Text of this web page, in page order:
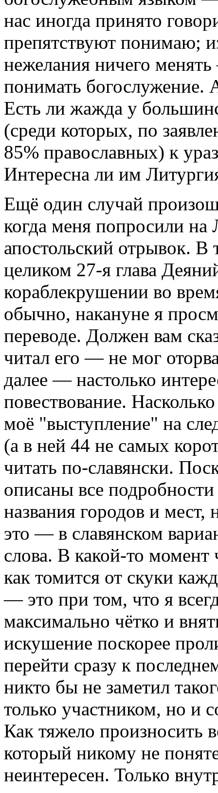
нас иногда принято
препятствуют понимаю;
нежелания ничего
понимать богослужение.
Есть ли жажда у
(среди которых, по
85% православных) к
Интересна ли им
Ещё один случай
когда меня попросили на
апостольский отрывок. В
целиком 27-я глава
кораблекрушении во
обычно, накануне я
переводе. Должен вам
читал его — не мог
далее — настолько
повествование.
моё "выступление" на
(а в ней 44 не самых
читать по-славянски.
описаны все
названия городов и мест,
это — в славянском
слова. В какой-то момент
как томится от скуки
— это при том, что я
максимально чётко и
искушение поскорее
перейти сразу к
никто бы не заметил
только участником, но и
Как тяжело произносить
который никому не
неинтересен. Только